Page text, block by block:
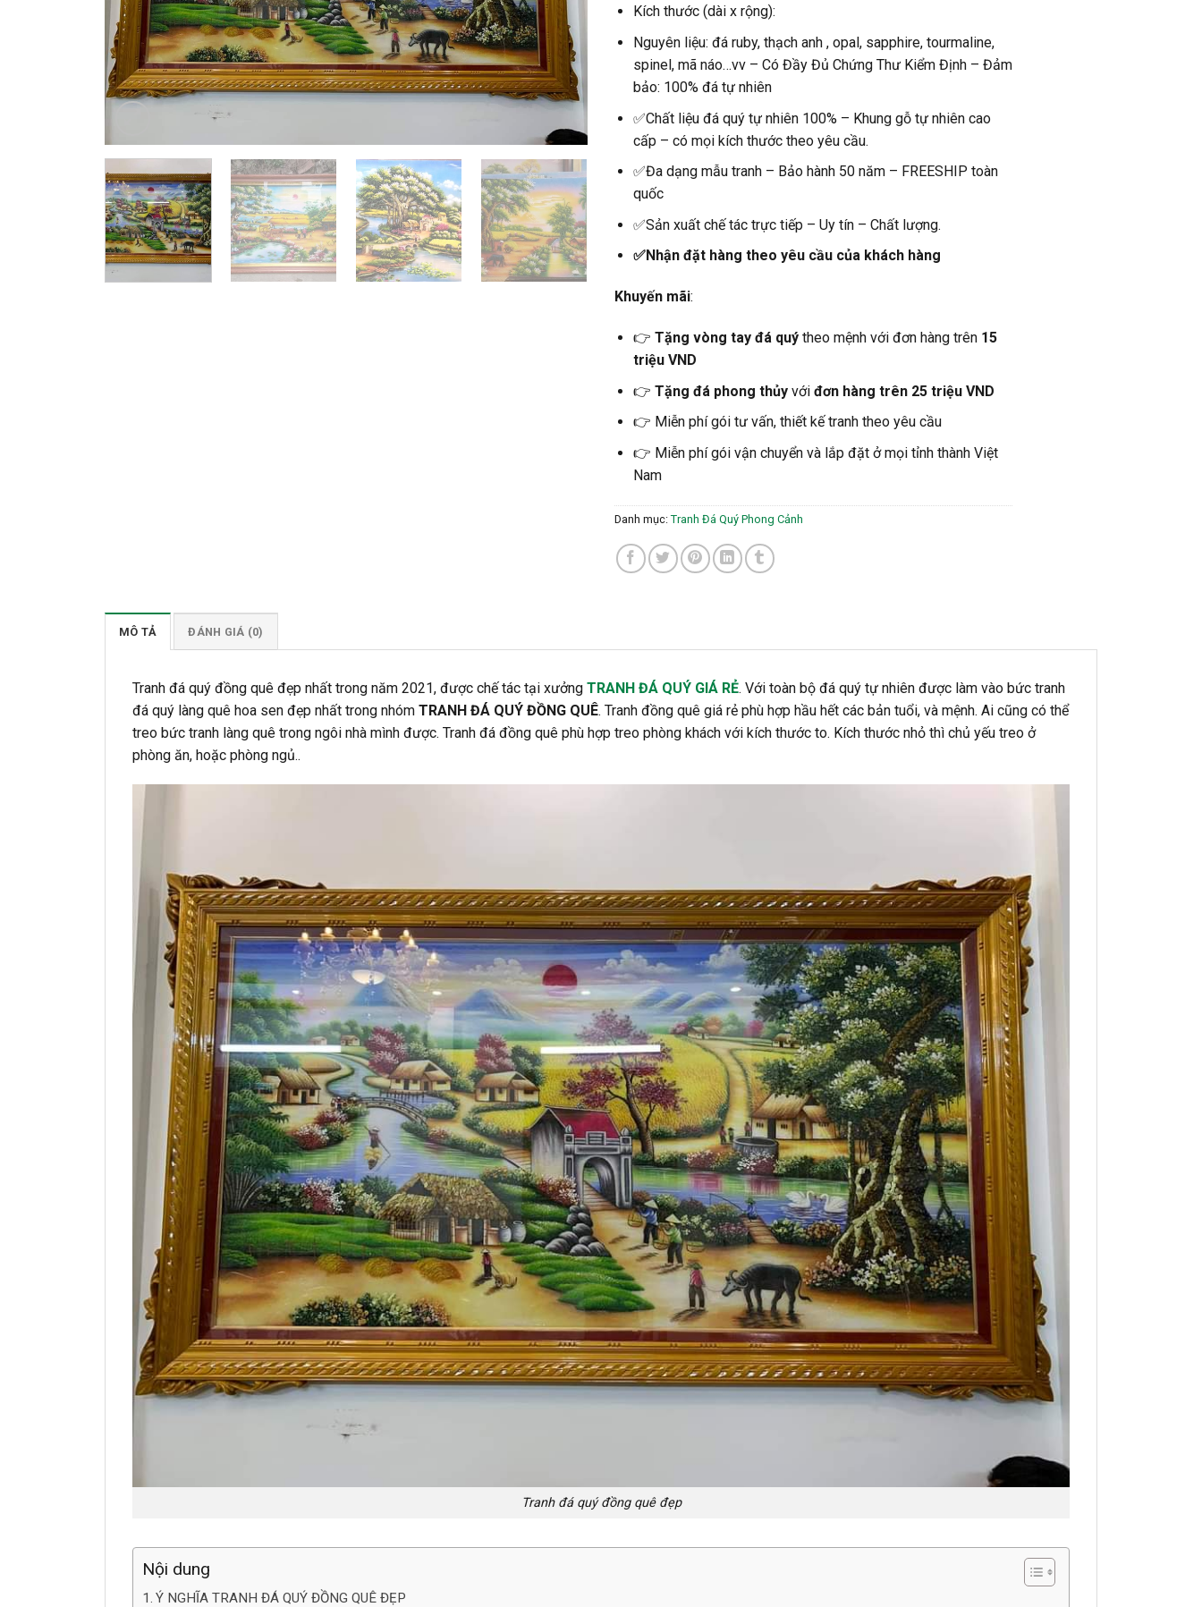
Kích thước (dài x rộng):
Nguyên liệu: đá ruby, thạch anh , opal, sapphire, tourmaline,
spinel, mã náo…vv – Có Đầy Đủ Chứng Thư Kiểm Định – Đảm
bảo: 100% đá tự nhiên
✅Chất liệu đá quý tự nhiên 100% – Khung gỗ tự nhiên cao
cấp – có mọi kích thước theo yêu cầu.
✅Đa dạng mẫu tranh – Bảo hành 50 năm – FREESHIP toàn
quốc
✅Sản xuất chế tác trực tiếp – Uy tín – Chất lượng.
✅Nhận đặt hàng theo yêu cầu của khách hàng
Khuyến mãi:
👉 Tặng vòng tay đá quýtheo mệnh với đơn hàng trên 15
triệu VND
👉 Tặng đá phong thủyvới đơn hàng trên 25 triệu VND
👉 Miễn phí gói tư vấn, thiết kế tranh theo yêu cầu
👉 Miễn phí gói vận chuyển và lắp đặt ở mọi tỉnh thành Việt
Nam
Danh mục: Tranh Đá Quý Phong Cảnh
MÔ TẢ ĐÁNH GIÁ (0)
Tranh đá quý đồng quê đẹp nhất trong năm 2021, được chế tác tại xưởng TRANH ĐÁ QUÝ GIÁ RẺ. Với toàn bộ đá quý tự nhiên được làm vào bức tranh
đá quý làng quê hoa sen đẹp nhất trong nhóm TRANH ĐÁ QUÝ ĐỒNG QUÊ. Tranh đồng quê giá rẻ phù hợp hầu hết các bản tuổi, và mệnh. Ai cũng có thể
treo bức tranh làng quê trong ngôi nhà mình được. Tranh đá đồng quê phù hợp treo phòng khách với kích thước to. Kích thước nhỏ thì chủ yếu treo ở
phòng ăn, hoặc phòng ngủ..
Tranh đá quý đồng quê đẹp
Nội dung
Ý NGHĨA TRANH ĐÁ QUÝ ĐỒNG QUÊ ĐẸP